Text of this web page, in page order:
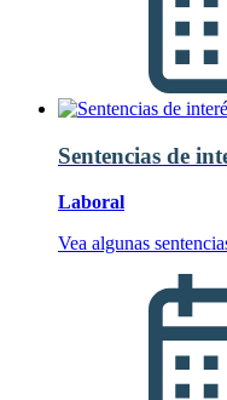
Sentencias de
Laboral
Vea algunas